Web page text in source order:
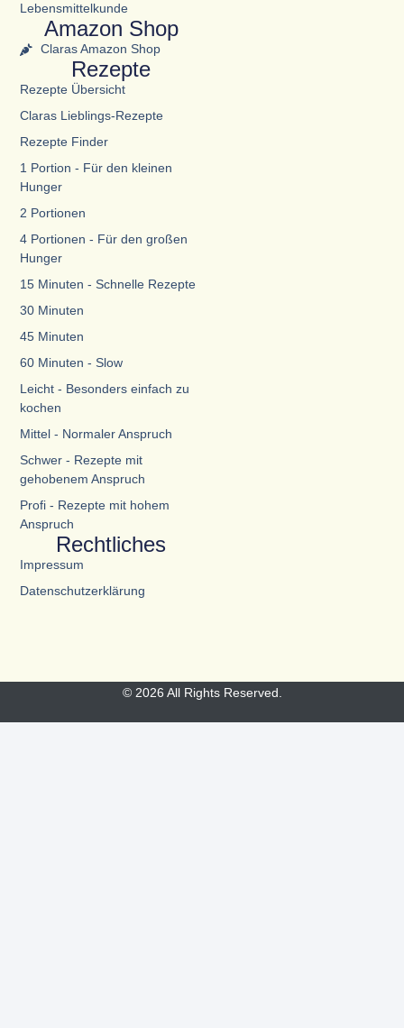
Lebensmittelkunde
Amazon Shop
Claras Amazon Shop
Rezepte
Rezepte Übersicht
Claras Lieblings-Rezepte
Rezepte Finder
1 Portion - Für den kleinen
Hunger
2 Portionen
4 Portionen - Für den großen
Hunger
15 Minuten - Schnelle Rezepte
30 Minuten
45 Minuten
60 Minuten - Slow
Leicht - Besonders einfach zu
kochen
Mittel - Normaler Anspruch
Schwer - Rezepte mit
gehobenem Anspruch
Profi - Rezepte mit hohem
Anspruch
Rechtliches
Impressum
Datenschutzerklärung
© 2026 All Rights Reserved.